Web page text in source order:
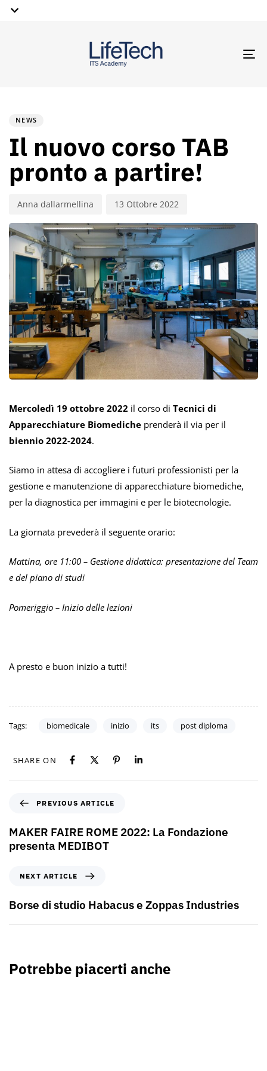
NEWS
Il nuovo corso TAB
pronto a partire!
Anna dallarmellina 13 Ottobre 2022
Mercoledì 19 ottobre 2022 il corso di Tecnici di
Apparecchiature Biomediche prenderà il via per il
biennio 2022-2024.
Siamo in attesa di accogliere i futuri professionisti per la
gestione e manutenzione di apparecchiature biomediche,
per la diagnostica per immagini e per le biotecnologie.
La giornata prevederà il seguente orario:
Mattina, ore 11:00 – Gestione didattica: presentazione del Team
e del piano di studi
Pomeriggio – Inizio delle lezioni
A presto e buon inizio a tutti!
Tags: biomedicale inizio its post diploma
SHARE ON
PREVIOUS ARTICLE
MAKER FAIRE ROME 2022: La Fondazione
presenta MEDIBOT
NEXT ARTICLE
Borse di studio Habacus e Zoppas Industries
Potrebbe piacerti anche